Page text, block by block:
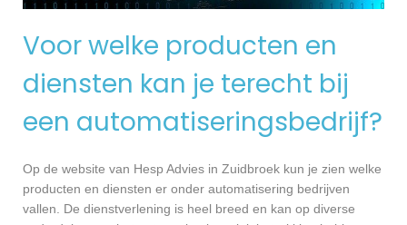
Voor welke producten en
diensten kan je terecht bij
een automatiseringsbedrijf?
Op de website van Hesp Advies in Zuidbroek kun je zien welke
producten en diensten er onder automatisering bedrijven
vallen. De dienstverlening is heel breed en kan op diverse